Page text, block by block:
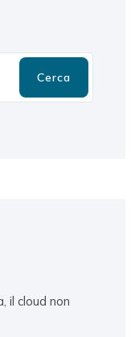
Cerca
il cloud non